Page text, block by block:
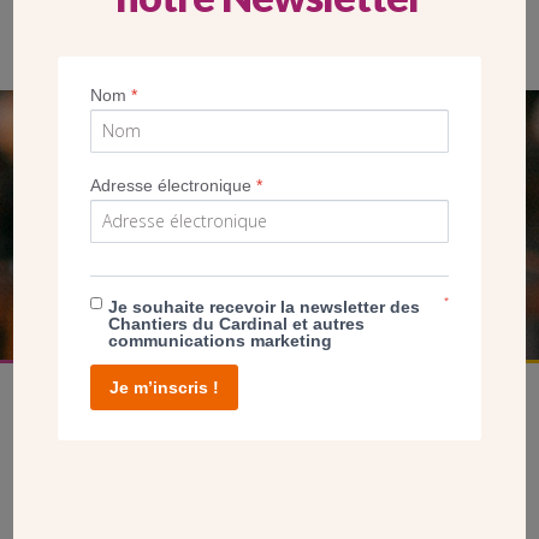
SEUL VOTRE DON
NOUS PERMET D’AGIR
FAIRE UN DON
Nom*
Adresse électronique*
Je souhaite recevoir la newsletter des
Chantiers du Cardinal et autres
communications marketing
*
Je m’inscris !